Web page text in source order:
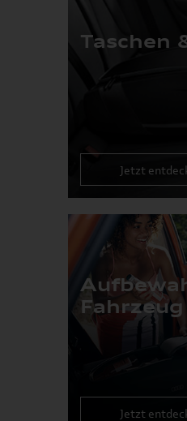
Taschen
Jetzt
Fahrzeug
Jetzt